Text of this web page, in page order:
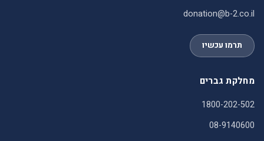
donation@b-2.co.il
תרמו עכשיו
מחלקת גברים
1800-202-502
08-9140600